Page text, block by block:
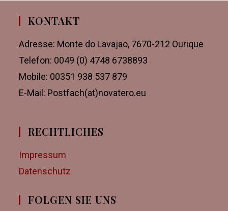
KONTAKT
Adresse: Monte do Lavajao, 7670-212 Ourique
Telefon: 0049 (0) 4748 6738893
Mobile: 00351 938 537 879
E-Mail: Postfach(at)novatero.eu
RECHTLICHES
Impressum
Datenschutz
FOLGEN SIE UNS